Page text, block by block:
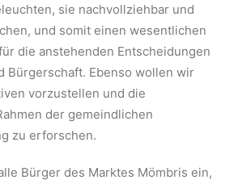
sie nachvollziehbar und
und somit einen wesentlichen
die anstehenden Entscheidungen
Bürgerschaft. Ebenso wollen wir
vorzustellen und die
der gemeindlichen
zu erforschen.
Bürger des Marktes Mömbris ein,